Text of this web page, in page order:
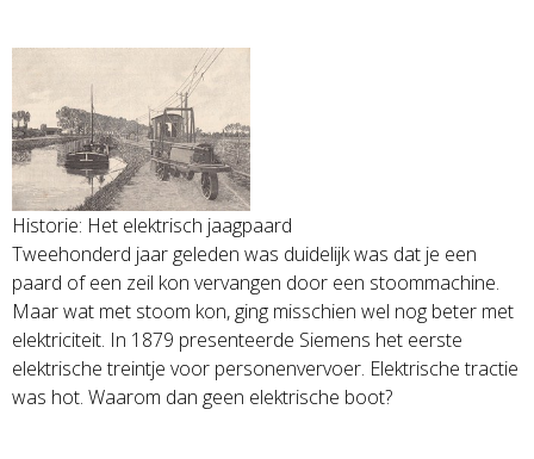
Historie: Het elektrisch jaagpaard
Tweehonderd jaar geleden was duidelijk was dat je een
paard of een zeil kon vervangen door een stoommachine.
Maar wat met stoom kon, ging misschien wel nog beter met
elektriciteit. In 1879 presenteerde Siemens het eerste
elektrische treintje voor personenvervoer. Elektrische tractie
was hot. Waarom dan geen elektrische boot?